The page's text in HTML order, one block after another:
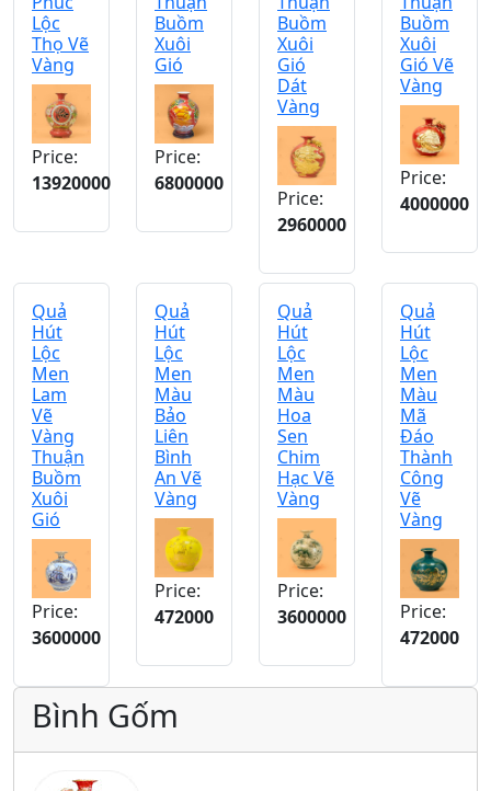
Lộc
Thọ Vẽ
Vàng
Price:
13920000
Buồm
Xuôi
Gió
Price:
6800000
Buồm
Xuôi
Gió
Dát
Vàng
Price:
2960000
Buồm
Xuôi
Gió Vẽ
Vàng
Price:
4000000
Quả
Hút
Lộc
Men
Lam
Vẽ
Vàng
Thuận
Buồm
Xuôi
Gió
Price:
3600000
Quả
Hút
Lộc
Men
Màu
Bảo
Liên
Bình
An Vẽ
Vàng
Price:
472000
Quả
Hút
Lộc
Men
Màu
Hoa
Sen
Chim
Hạc Vẽ
Vàng
Price:
3600000
Quả
Hút
Lộc
Men
Màu
Mã
Đáo
Thành
Công
Vẽ
Vàng
Price:
472000
Bình Gốm